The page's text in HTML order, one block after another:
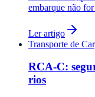
embarque não
Ler artigo
Transporte de
RCA-C:
rios